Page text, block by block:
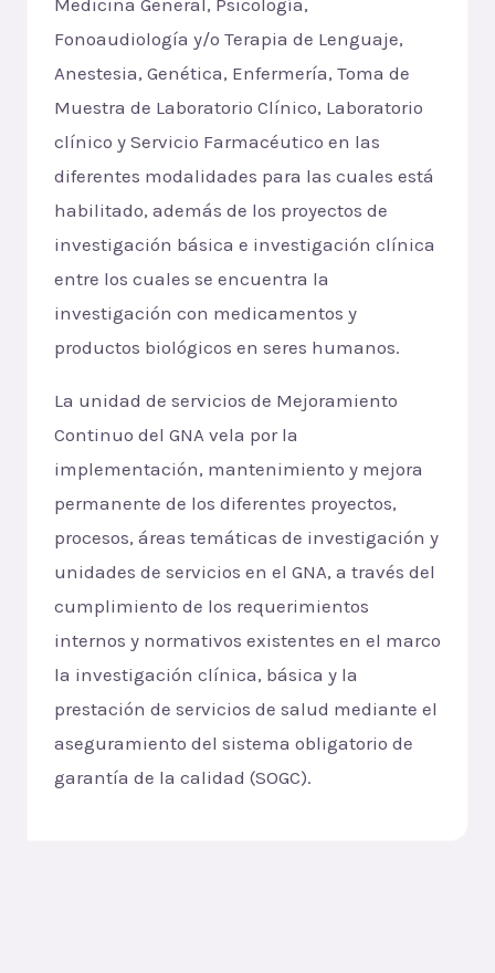
Fonoaudiología y/o Terapia de Lenguaje,
Anestesia, Genética, Enfermería, Toma de
Muestra de Laboratorio Clínico, Laboratorio
clínico y Servicio Farmacéutico en las
diferentes modalidades para las cuales está
habilitado, además de los proyectos de
investigación básica e investigación clínica
entre los cuales se encuentra la
investigación con medicamentos y
productos biológicos en seres humanos.
La unidad de servicios de Mejoramiento
Continuo del GNA vela por la
implementación, mantenimiento y mejora
permanente de los diferentes proyectos,
procesos, áreas temáticas de investigación y
unidades de servicios en el GNA, a través del
cumplimiento de los requerimientos
internos y normativos existentes en el marco
la investigación clínica, básica y la
prestación de servicios de salud mediante el
aseguramiento del sistema obligatorio de
garantía de la calidad (SOGC).